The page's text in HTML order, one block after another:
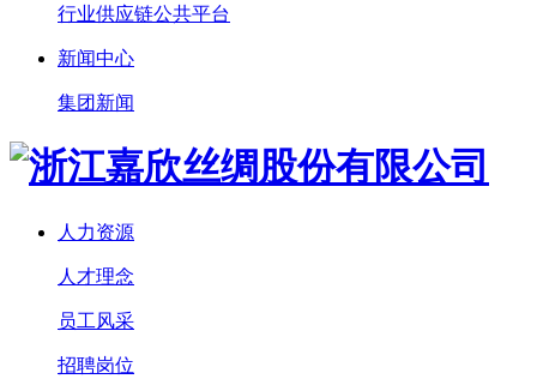
行业供应链公共平台
新闻中心
集团新闻
人力资源
人才理念
员工风采
招聘岗位